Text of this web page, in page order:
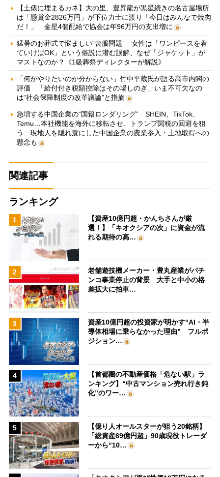
【土俵に埋まるカネ】大の里、豊昇龍が黒星続きの名古屋場所
は「懸賞金2826万円」が下位力士に渡り「今日はみんなで焼肉
だ！」 金星4個配給で協会は年96万円の支出増に
猛暑のお葬式で悩ましい“喪服問題” 女性は「ワンピースを着
ていけばOK」という俗説に潜む誤解、なぜ「ジャケット」が
マストなのか？《1級葬祭ディレクターが解説》
「何がやりたいのか分からない」竹中平蔵氏が語る高市内閣の
評価 「給付付き税額控除はその場しのぎ」いま不可欠なの
は“社会保障制度の改革議論”と指摘
急増する中国企業の“国籍ロンダリング” SHEIN、TikTok、
Temu…本社機能を海外に移転させ、トランプ関税の回避を狙
う 現地人を隠れ蓑にした中国企業の農業参入・土地取得への
懸念も
関連記事
ランキング
1
【資産10億円超・かんちさんが厳
選！】「キオクシアの次」に資金が流
れる期待の高…
2
老舗遊技機メーカー・豊丸産業がパチ
ンコ事業停止の背景 大手と中小の格
差拡大に拍車…
3
資産10億円超の投資家が明かす“AI・半
導体相場に乗らなかった理由” フルポ
ジション…
4
【首都圏の不動産価格「危ない駅」ラ
ンキング】“中古マンション売れ行き鈍
化”のワー…
5
【億り人オールスターが狙う20銘柄】
「総資産69億円超」90歳現役トレーダ
ーから“10…